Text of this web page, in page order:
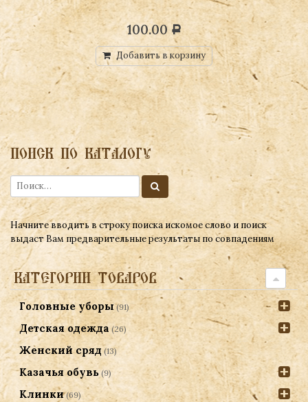
100.00 Р
Добавить в корзину
ПОИСК ПО КАТАЛОГУ
Начните вводить в строку поиска искомое слово и поиск
выдаст Вам предварительные результаты по совпадениям
КАТЕГОРИИ ТОВАРОВ
Головные уборы (91)
Детская одежда (26)
Женский сряд (13)
Казачья обувь (9)
Клинки (69)